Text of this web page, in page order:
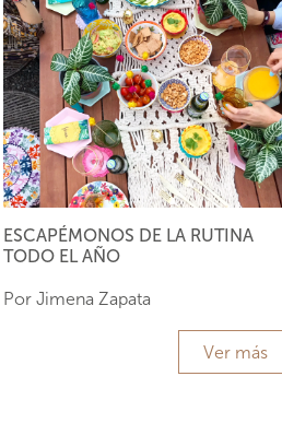
ESCAPÉMONOS DE LA RUTINA
TODO EL AÑO
Por Jimena Zapata
Ver más